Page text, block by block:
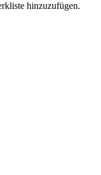
hinzuzufügen.